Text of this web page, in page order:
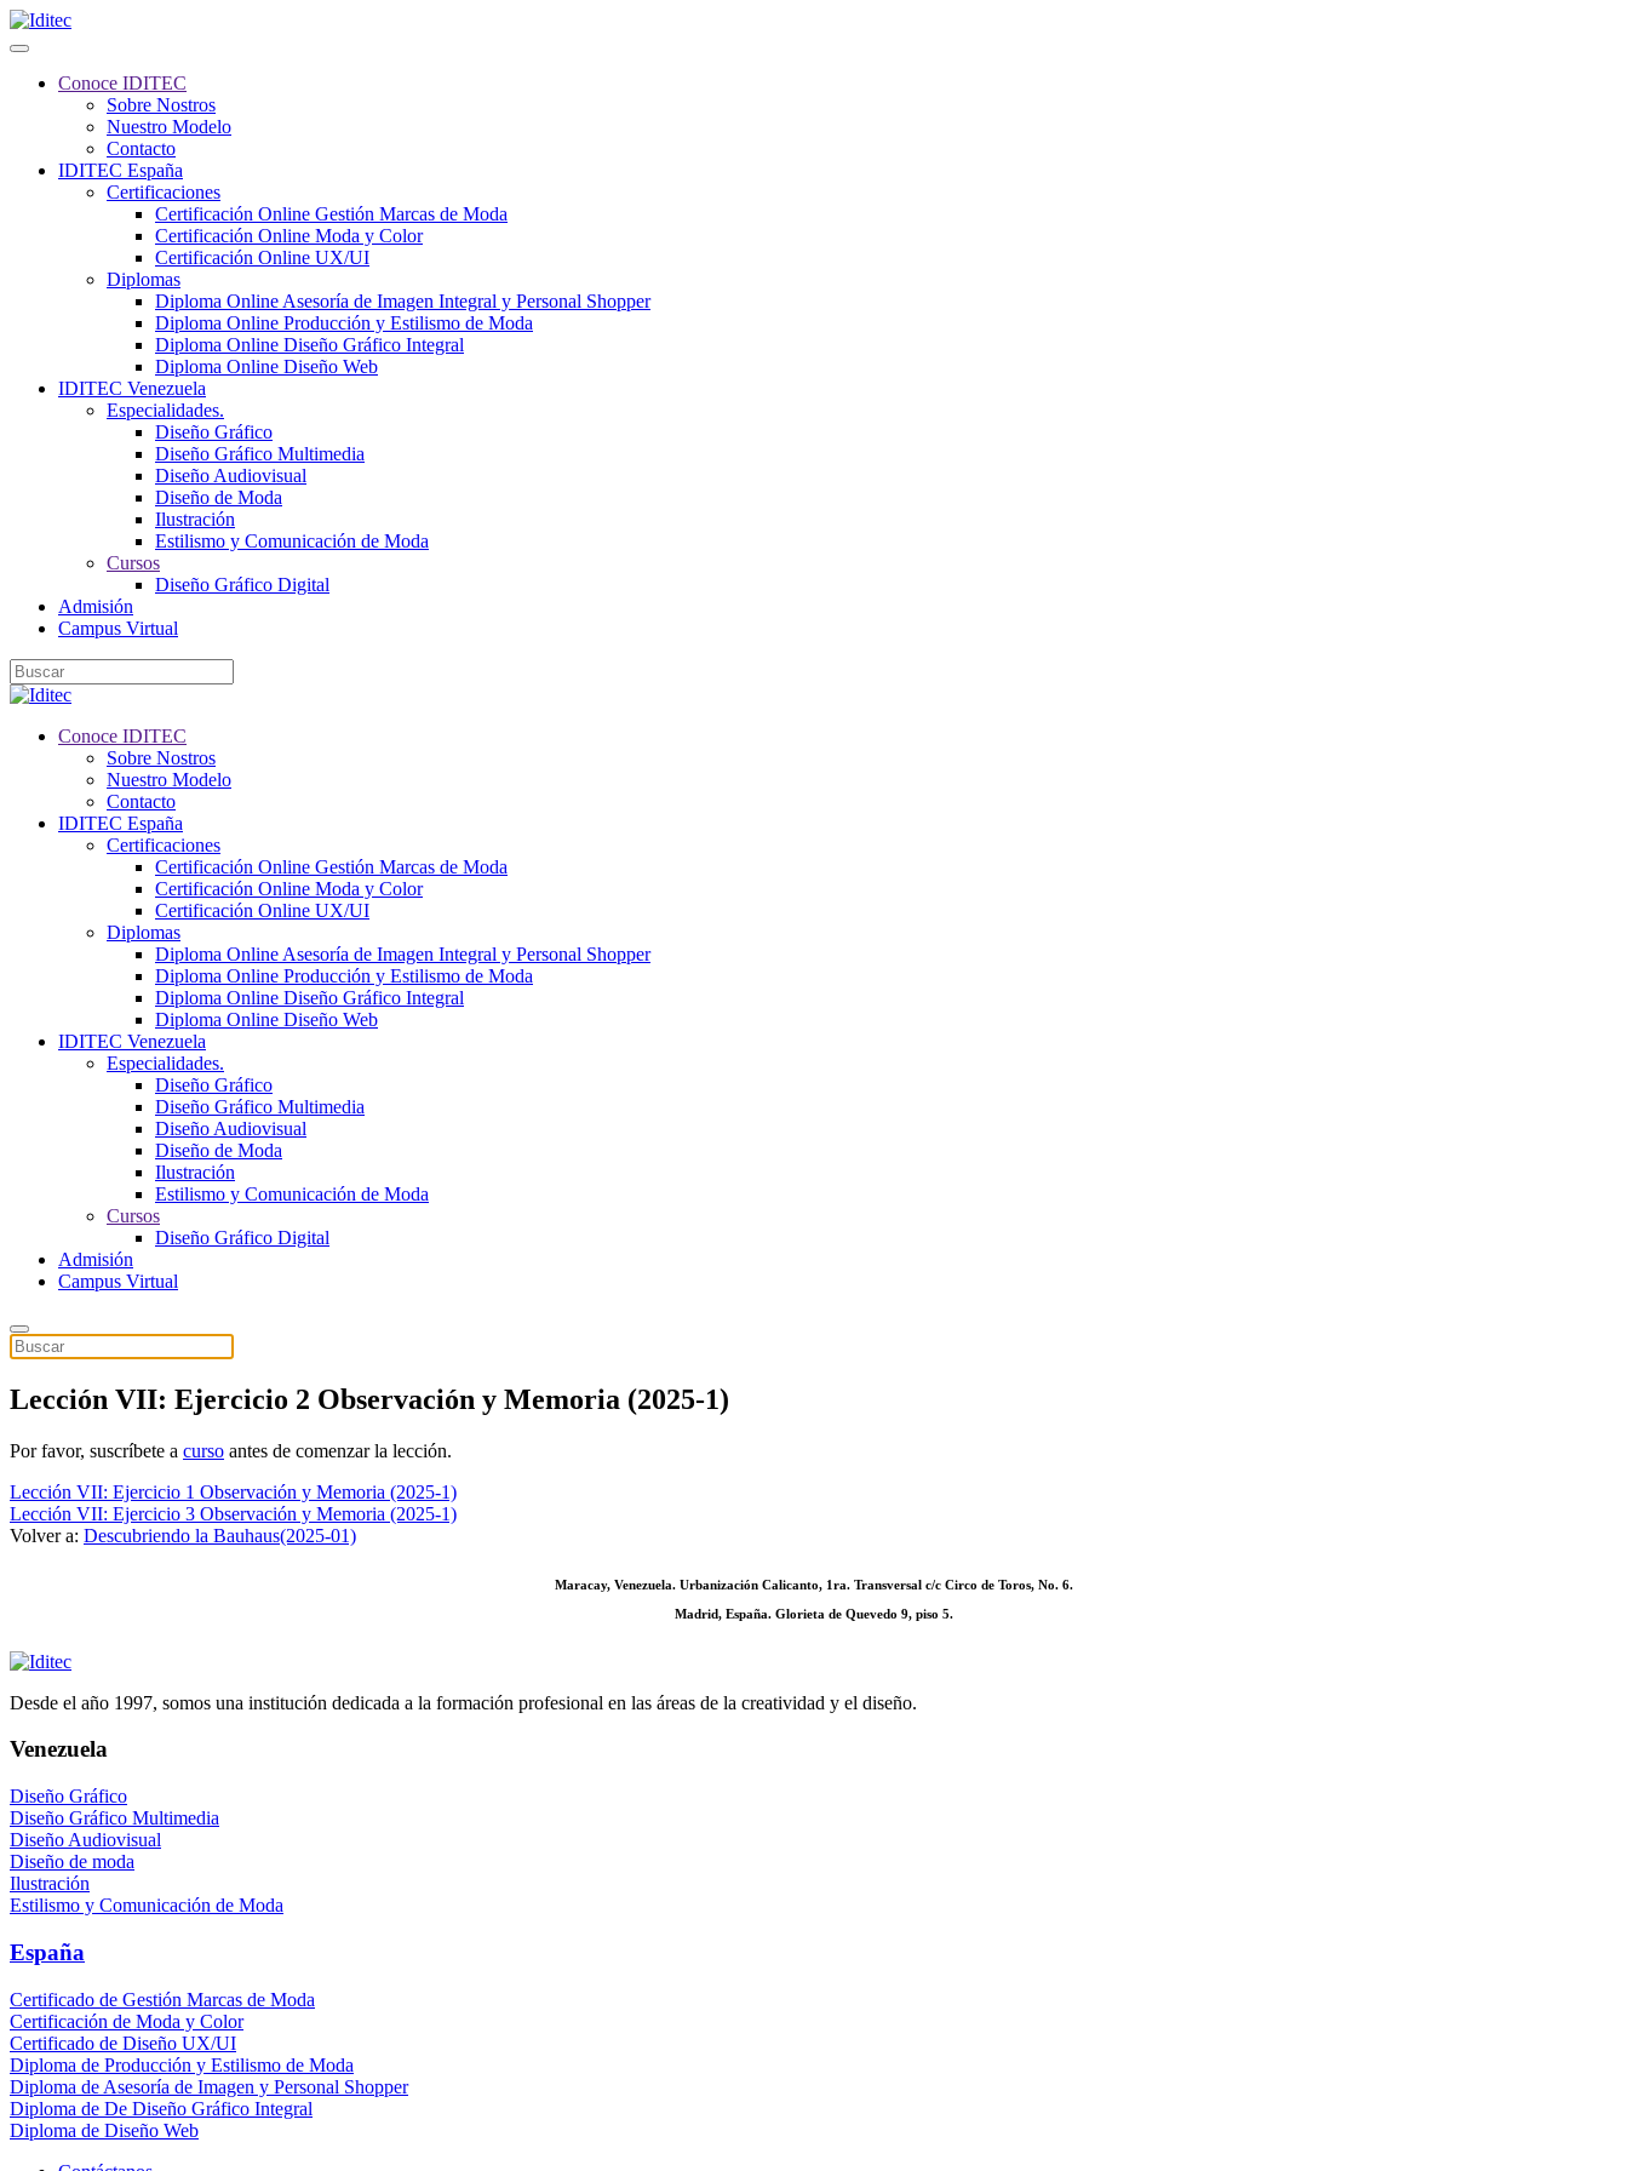
Conoce IDITEC
Sobre Nostros
Nuestro Modelo
Contacto
IDITEC España
Certificaciones
Certificación Online Gestión Marcas de Moda
Certificación Online Moda y Color
Certificación Online UX/UI
Diplomas
Diploma Online Asesoría de Imagen Integral y Personal Shopper
Diploma Online Producción y Estilismo de Moda
Diploma Online Diseño Gráfico Integral
Diploma Online Diseño Web
IDITEC Venezuela
Especialidades.
Diseño Gráfico
Diseño Gráfico Multimedia
Diseño Audiovisual
Diseño de Moda
Ilustración
Estilismo y Comunicación de Moda
Cursos
Diseño Gráfico Digital
Admisión
Campus Virtual
Conoce IDITEC
Sobre Nostros
Nuestro Modelo
Contacto
IDITEC España
Certificaciones
Certificación Online Gestión Marcas de Moda
Certificación Online Moda y Color
Certificación Online UX/UI
Diplomas
Diploma Online Asesoría de Imagen Integral y Personal Shopper
Diploma Online Producción y Estilismo de Moda
Diploma Online Diseño Gráfico Integral
Diploma Online Diseño Web
IDITEC Venezuela
Especialidades.
Diseño Gráfico
Diseño Gráfico Multimedia
Diseño Audiovisual
Diseño de Moda
Ilustración
Estilismo y Comunicación de Moda
Cursos
Diseño Gráfico Digital
Admisión
Campus Virtual
Lección VII: Ejercicio 2 Observación y Memoria (2025-1)
Por favor, suscríbete a curso antes de comenzar la lección.
Lección VII: Ejercicio 1 Observación y Memoria (2025-1)
Lección VII: Ejercicio 3 Observación y Memoria (2025-1)
Volver a: Descubriendo la Bauhaus(2025-01)
Maracay, Venezuela. Urbanización Calicanto, 1ra. Transversal c/c Circo de Toros, No. 6.
Madrid, España. Glorieta de Quevedo 9, piso 5.
Desde el año 1997, somos una institución dedicada a la formación profesional en las áreas de la creatividad y el diseño.
Venezuela
Diseño Gráfico
Diseño Gráfico Multimedia
Diseño Audiovisual
Diseño de moda
Ilustración
Estilismo y Comunicación de Moda
España
Certificado de Gestión Marcas de Moda
Certificación de Moda y Color
Certificado de Diseño UX/UI
Diploma de Producción y Estilismo de Moda
Diploma de Asesoría de Imagen y Personal Shopper
Diploma de De Diseño Gráfico Integral
Diploma de Diseño Web